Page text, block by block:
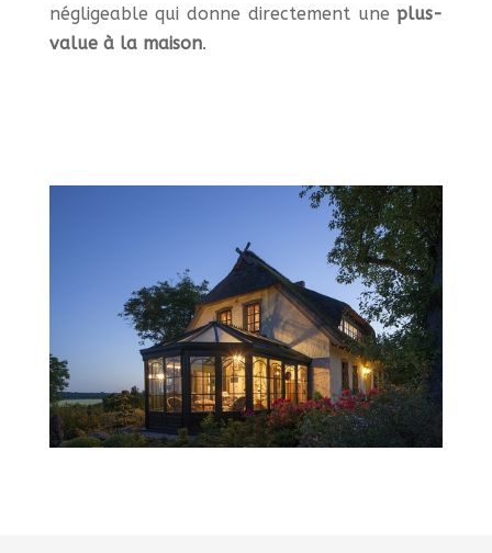
négligeable qui donne directement uneplus-
value à la maison.